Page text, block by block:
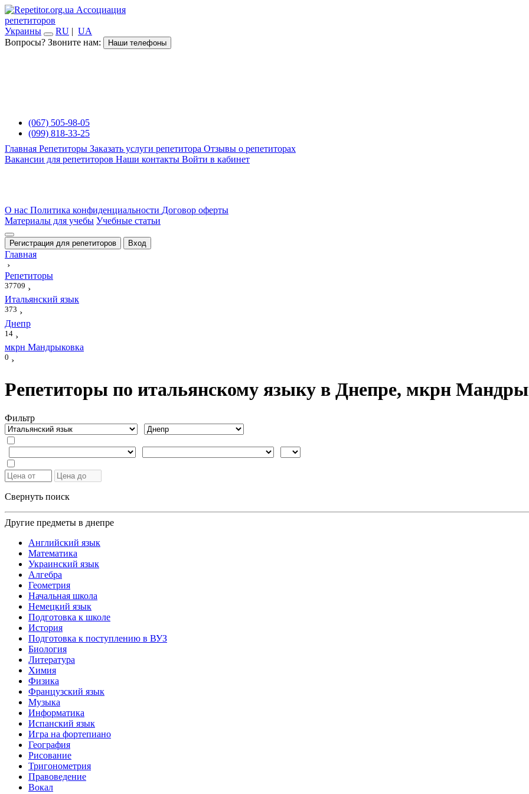
Ассоциация
репетиторов
Украины
RU | UA
Вопросы? Звоните нам:
Наши телефоны
(067) 505-98-05
(099) 818-33-25
Главная Репетиторы Заказать услуги репетитора Отзывы о репетиторах
Вакансии для репетиторов Наши контакты Войти в кабинет
О нас Политика конфиденциальности Договор оферты
Материалы для учебы Учебные статьи
Регистрация для репетиторов Вход
Главная
›
Репетиторы
37709 ›
Итальянский язык
373 ›
Днепр
14 ›
мкрн Мандрыковка
0 ›
Репетиторы по итальянскому языку в Днепре, мкрн
Фильтр
Свернуть поиск
Другие предметы в днепре
Английский язык
Математика
Украинский язык
Алгебра
Геометрия
Начальная школа
Немецкий язык
Подготовка к школе
История
Подготовка к поступлению в ВУЗ
Биология
Литература
Химия
Физика
Французский язык
Музыка
Информатика
Испанский язык
Игра на фортепиано
География
Рисование
Тригонометрия
Правоведение
Вокал